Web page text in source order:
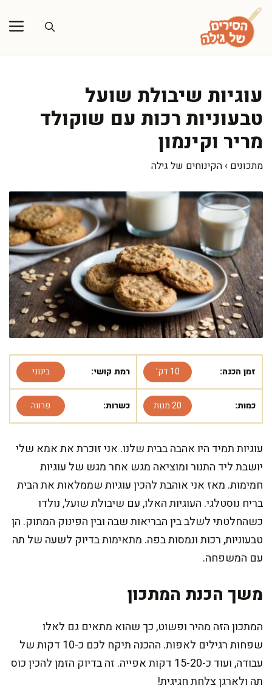
לדלג
לתוכן
עוגיות שיבולת שועל
טבעוניות רכות עם שוקולד
מריר וקינמון
מתכונים › הקינוחים של גילה
זמן הכנה: 10 דק' רמת קושי: בינוני
כמות: 20 מנות כשרות: פרווה
עוגיות תמיד היו אהבה בבית שלנו. אני זוכרת את אמא שלי
יושבת ליד התנור ומוציאה מגש אחר מגש של עוגיות
חמימות. מאז אני אוהבת להכין עוגיות שממלאות את הבית
בריח נוסטלגי. העוגיות האלו, עם שיבולת שועל, נולדו
כשהחלטתי לשלב בין הבריאות שבה ובין הפינוק המתוק. הן
טבעוניות, רכות ונמסות בפה. מתאימות בדיוק לשעה של תה
עם המשפחה.
משך הכנת המתכון
המתכון הזה מהיר ופשוט, כך שהוא מתאים גם לאלו
שפחות רגילים לאפות. ההכנה תיקח לכם כ-10 דקות של
עבודה, ועוד כ-15-20 דקות אפייה. זה בדיוק הזמן להכין כוס
תה ולארגן צלחת חגיגית!